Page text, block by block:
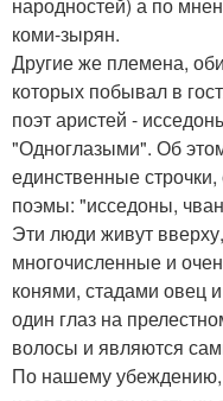
народностей) а по
коми-зырян.
Другие же племена,
которых побывал в
поэт аристей -
"Одноглазыми". Об
единственные
поэмы: "исседоны,
Эти люди живут
многочисленные и
конями, стадами овец
один глаз на
волосы и являются
По нашему